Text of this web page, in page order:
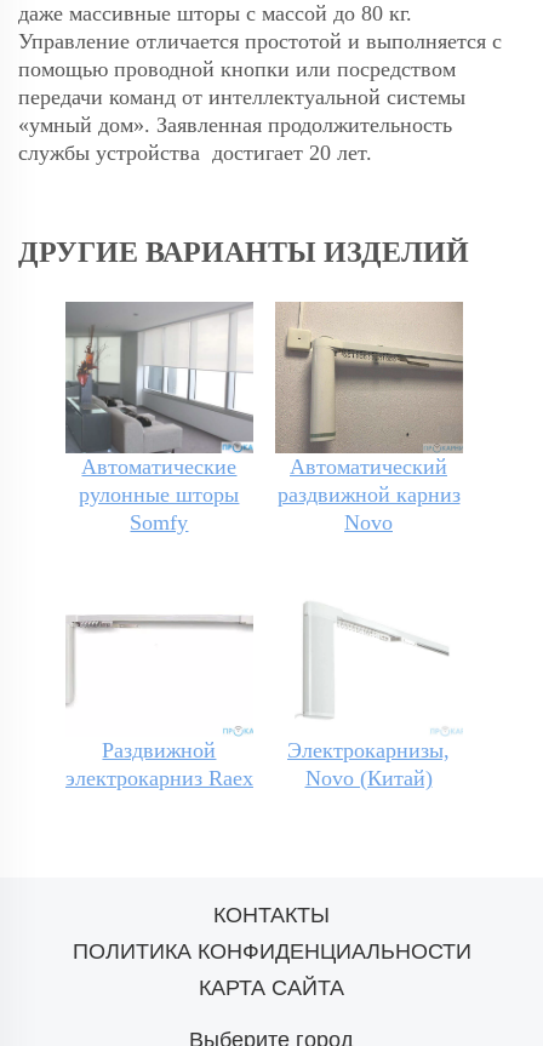
даже массивные шторы с массой до 80 кг.
Управление отличается простотой и выполняется с
помощью проводной кнопки или посредством
передачи команд от интеллектуальной системы
«умный дом». Заявленная продолжительность
службы устройства достигает 20 лет.
ДРУГИЕ ВАРИАНТЫ ИЗДЕЛИЙ
Автоматические
рулонные шторы
Somfy
Автоматический
раздвижной карниз
Novo
Раздвижной
электрокарниз Raex
Электрокарнизы,
Novo (Китай)
КОНТАКТЫ
ПОЛИТИКА КОНФИДЕНЦИАЛЬНОСТИ
КАРТА САЙТА
Выберите город